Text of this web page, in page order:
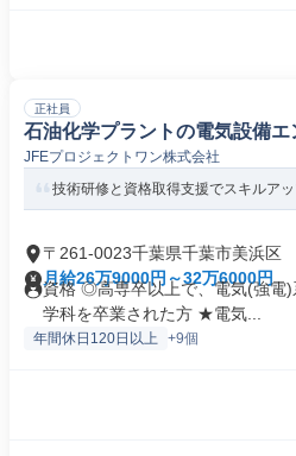
正社員
石油化学プラントの電気設備エ
JFEプロジェクトワン株式会社
技術研修と資格取得支援でスキルアッ
〒261-0023千葉県千葉市美浜区
月給26万9000円～32万6000円
資格 ◎高専卒以上で、電気(強電
学科を卒業された方 ★電気...
年間休日120日以上 +9個